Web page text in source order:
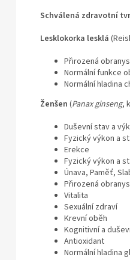
Schválená zdravotní
Lesklokorka lesklá
Přirozená
Normální funkce
Normální hladina
Ženšen (Panax ginseng,
Duševní stav a
Fyzický výkon a
Erekce
Fyzický výkon a
Únava, Paměť,
Přirozená
Vitalita
Sexuální zdraví
Krevní oběh
Kognitivní a
Antioxidant
Normální hladina